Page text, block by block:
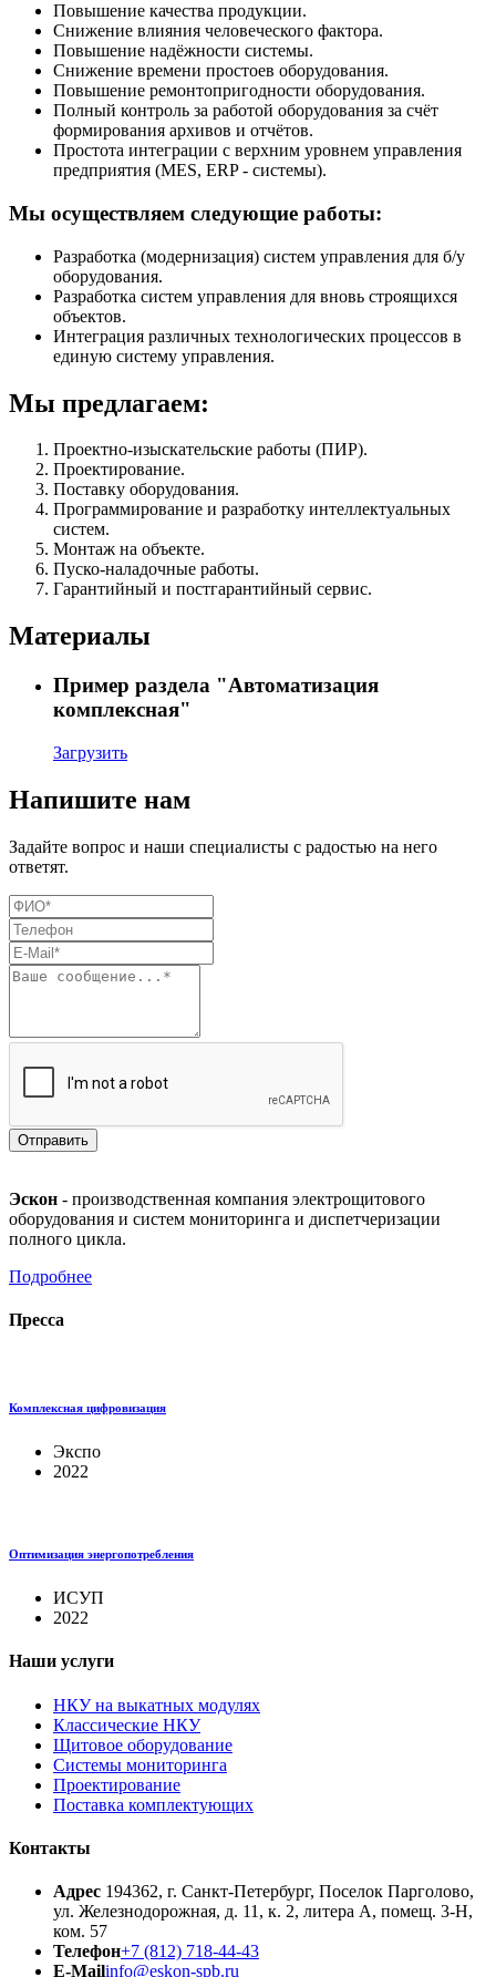
Повышение качества продукции.
Снижение влияния человеческого фактора.
Повышение надёжности системы.
Снижение времени простоев оборудования.
Повышение ремонтопригодности оборудования.
Полный контроль за работой оборудования за счёт
формирования архивов и отчётов.
Простота интеграции с верхним уровнем управления
предприятия (MES, ERP - системы).
Мы осуществляем следующие работы:
Разработка (модернизация) систем управления для б/у
оборудования.
Разработка систем управления для вновь строящихся
объектов.
Интеграция различных технологических процессов в
единую систему управления.
Мы предлагаем:
Проектно-изыскательские работы (ПИР).
Проектирование.
Поставку оборудования.
Программирование и разработку интеллектуальных
систем.
Монтаж на объекте.
Пуско-наладочные работы.
Гарантийный и постгарантийный сервис.
Материалы
Пример раздела "Автоматизация
комплексная"
Загрузить
Напишите нам
Задайте вопрос и наши специалисты с радостью на него
ответят.
Отправить
Эскон - производственная компания электрощитового
оборудования и систем мониторинга и диспетчеризации
полного цикла.
Подробнее
Пресса
Комплексная цифровизация
Экспо
2022
Оптимизация энергопотребления
ИСУП
2022
Наши услуги
НКУ на выкатных модулях
Классические НКУ
Щитовое оборудование
Системы мониторинга
Проектирование
Поставка комплектующих
Контакты
Адрес 194362, г. Санкт-Петербург, Поселок Парголово,
ул. Железнодорожная, д. 11, к. 2, литера А, помещ. 3-Н,
ком. 57
Телефон+7 (812) 718-44-43
E-Mailinfo@eskon-spb.ru